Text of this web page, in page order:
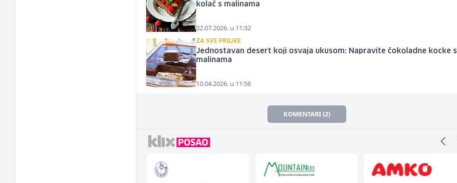
kolač s malinama
02.07.2026. u 11:32
ZA SVE PRILIKE
Jednostavan desert koji osvaja ukusom: Napravite čokoladne kocke s
malinama
10.04.2026. u 11:56
KOMENTARI (2)